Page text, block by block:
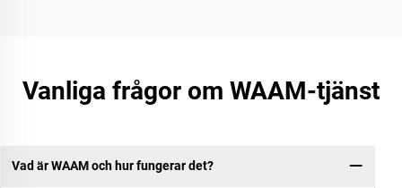
Vanliga frågor om WAAM-tjänst
Vad är WAAM och hur fungerar det?